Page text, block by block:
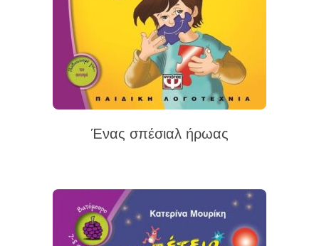
Ένας σπέσιαλ ήρωας